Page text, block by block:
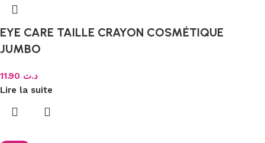
EYE CARE TAILLE CRAYON COSMÉTIQUE
JUMBO
د.ت
Lire la suite